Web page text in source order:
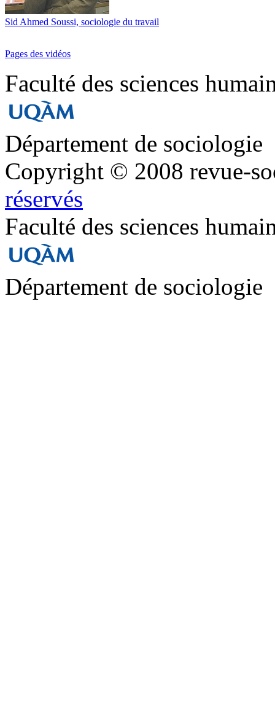
Sid Ahmed Soussi, sociologie du travail
Pages des vidéos
Faculté des sciences
Département de sociologie
Copyright © 2008 revue-
réservés
Faculté des sciences
Département de sociologie